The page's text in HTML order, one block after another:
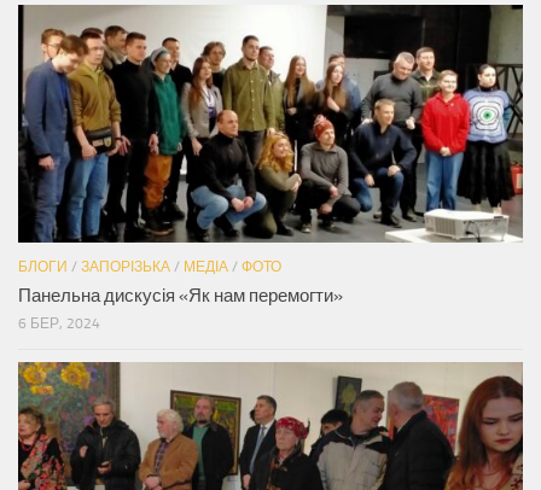
БЛОГИ / ЗАПОРІЗЬКА / МЕДІА / ФОТО
Панельна дискусія «Як нам перемогти»
6 БЕР, 2024